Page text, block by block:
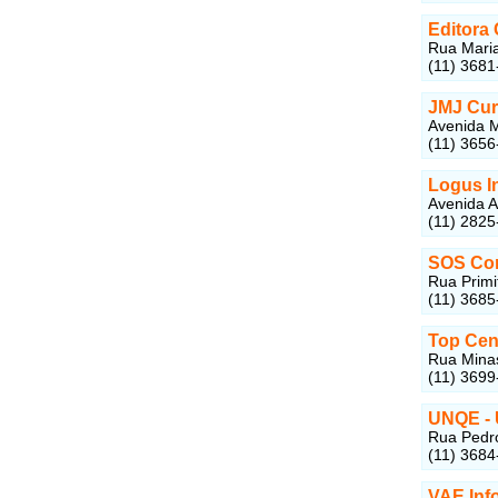
Editora
Rua
(11)
JMJ
Avenida
(11)
Logus
Avenida
(11)
SOS
Rua
(11)
Top
Rua
(11)
UNQE
Rua
(11)